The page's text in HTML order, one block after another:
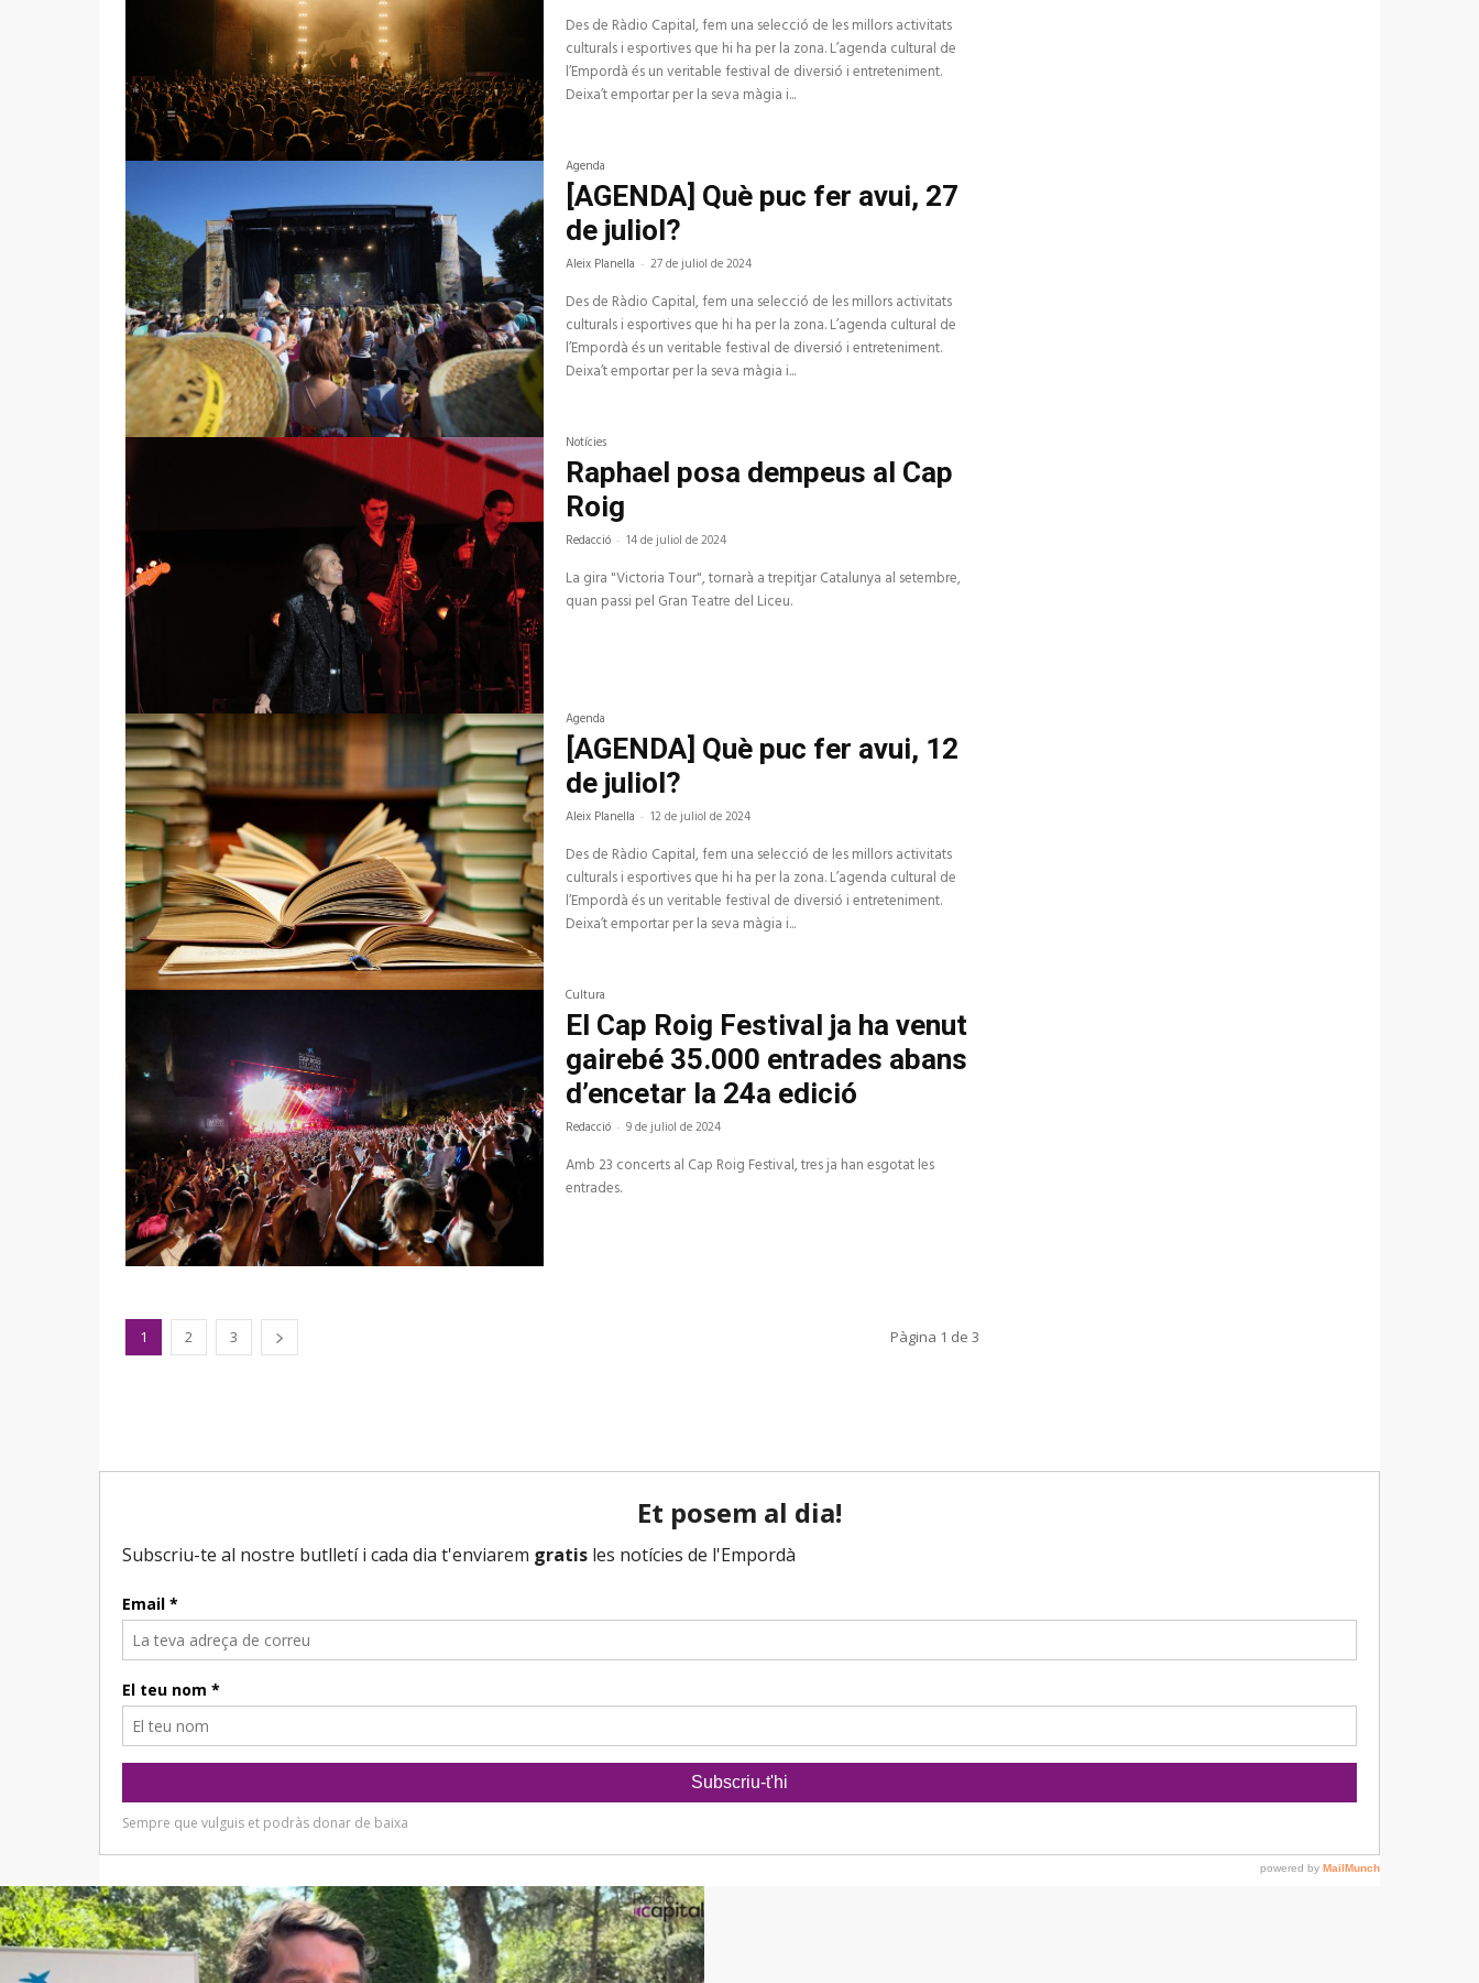
Des de Ràdio Capital, fem una selecció de les millors activitats
culturals i esportives que hi ha per la zona. L’agenda cultural de
l’Empordà és un veritable festival de diversió i entreteniment.
Deixa’t emportar per la seva màgia i...
Agenda
[AGENDA] Què puc fer avui, 27
de juliol?
Aleix Planella - 27 de juliol de 2024
Des de Ràdio Capital, fem una selecció de les millors activitats
culturals i esportives que hi ha per la zona. L’agenda cultural de
l’Empordà és un veritable festival de diversió i entreteniment.
Deixa’t emportar per la seva màgia i...
Notícies
Raphael posa dempeus al Cap
Roig
Redacció - 14 de juliol de 2024
La gira "Victoria Tour", tornarà a trepitjar Catalunya al setembre,
quan passi pel Gran Teatre del Liceu.
Agenda
[AGENDA] Què puc fer avui, 12
de juliol?
Aleix Planella - 12 de juliol de 2024
Des de Ràdio Capital, fem una selecció de les millors activitats
culturals i esportives que hi ha per la zona. L’agenda cultural de
l’Empordà és un veritable festival de diversió i entreteniment.
Deixa’t emportar per la seva màgia i...
Cultura
El Cap Roig Festival ja ha venut
gairebé 35.000 entrades abans
d’encetar la 24a edició
Redacció - 9 de juliol de 2024
Amb 23 concerts al Cap Roig Festival, tres ja han esgotat les
entrades.
1 2 3 Pàgina 1 de 3
Reproductor
de
vídeo